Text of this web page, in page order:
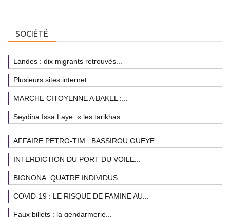
SOCIÉTÉ
Landes : dix migrants retrouvés...
Plusieurs sites internet...
MARCHE CITOYENNE A BAKEL :...
Seydina Issa Laye: « les tarikhas...
AFFAIRE PETRO-TIM : BASSIROU GUEYE...
INTERDICTION DU PORT DU VOILE...
BIGNONA: QUATRE INDIVIDUS...
COVID-19 : LE RISQUE DE FAMINE AU...
Faux billets : la gendarmerie...